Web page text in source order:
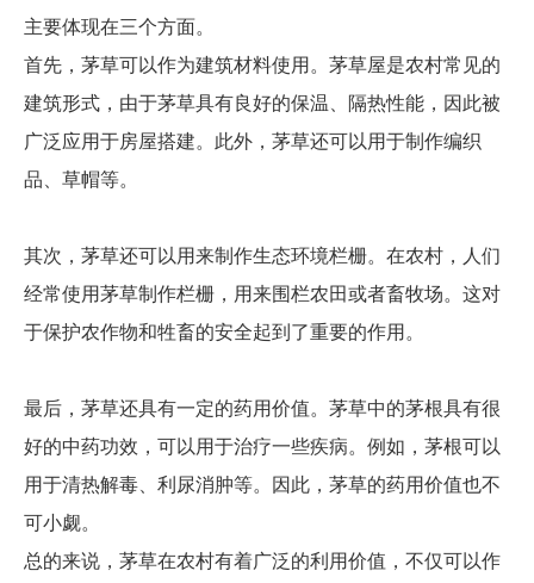
主要体现在三个方面。
首先，茅草可以作为建筑材料使用。茅草屋是农村常见的
建筑形式，由于茅草具有良好的保温、隔热性能，因此被
广泛应用于房屋搭建。此外，茅草还可以用于制作编织
品、草帽等。
其次，茅草还可以用来制作生态环境栏栅。在农村，人们
经常使用茅草制作栏栅，用来围栏农田或者畜牧场。这对
于保护农作物和牲畜的安全起到了重要的作用。
最后，茅草还具有一定的药用价值。茅草中的茅根具有很
好的中药功效，可以用于治疗一些疾病。例如，茅根可以
用于清热解毒、利尿消肿等。因此，茅草的药用价值也不
可小觑。
总的来说，茅草在农村有着广泛的利用价值，不仅可以作